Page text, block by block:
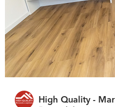
High Quality -